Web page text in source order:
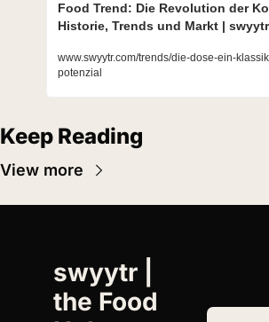
Food Trend: Die Revolution der
Historie, Trends und Markt | swyytr
www.swyytr.com/trends/die-dose-ein-
potenzial
Keep Reading
View more
swyytr |
the Food